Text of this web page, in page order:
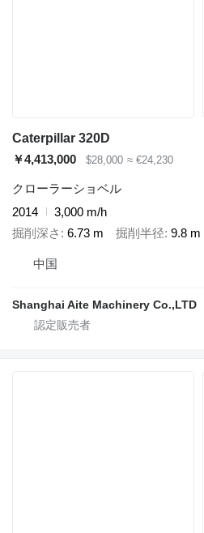
Caterpillar 320D
￥4,413,000
$28,000 ≈ €24,230
クローラーショベル
2014
3,000 m/h
掘削深さ
6.73 m 掘削半径 9.8 m
中国
Shanghai Aite Machinery Co.,LTD